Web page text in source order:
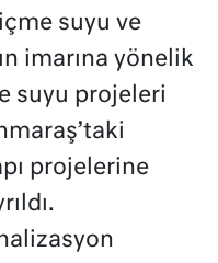
suyu ve
imarına yönelik
suyu projeleri
projelerine